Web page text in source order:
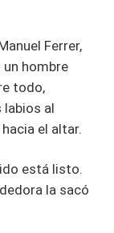
Ferrer,
hombre
todo,
labios al
el altar.
está listo.
la sacó